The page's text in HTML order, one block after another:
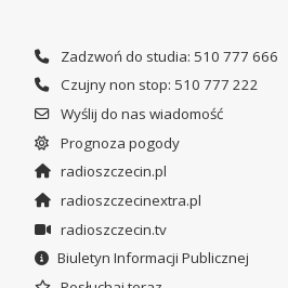
Zadzwoń do studia: 510 777 666
Czujny non stop: 510 777 222
Wyślij do nas wiadomość
Prognoza pogody
radioszczecin.pl
radioszczecinextra.pl
radioszczecin.tv
Biuletyn Informacji Publicznej